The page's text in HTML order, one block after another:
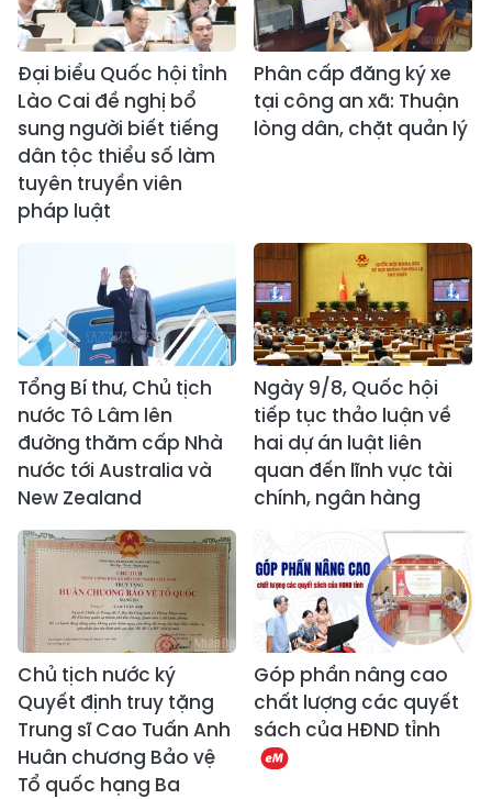
Đại biểu Quốc hội tỉnh
Lào Cai đề nghị bổ
sung người biết tiếng
dân tộc thiểu số làm
tuyên truyền viên
pháp luật
Phân cấp đăng ký xe
tại công an xã: Thuận
lòng dân, chặt quản lý
Tổng Bí thư, Chủ tịch
nước Tô Lâm lên
đường thăm cấp Nhà
nước tới Australia và
New Zealand
Ngày 9/8, Quốc hội
tiếp tục thảo luận về
hai dự án luật liên
quan đến lĩnh vực tài
chính, ngân hàng
Chủ tịch nước ký
Quyết định truy tặng
Trung sĩ Cao Tuấn Anh
Huân chương Bảo vệ
Tổ quốc hạng Ba
Góp phần nâng cao
chất lượng các quyết
sách của HĐND tỉnh